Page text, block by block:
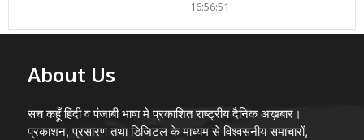
16:56:51
About Us
सच कहूँ हिंदी व पंजाबी भाषा मे प्रकाशित राष्ट्रीय दैनिक अख़बार।
प्रकाशन, प्रसारण तथा डिजिटल के माध्यम से विश्वसनीय समाचारों,